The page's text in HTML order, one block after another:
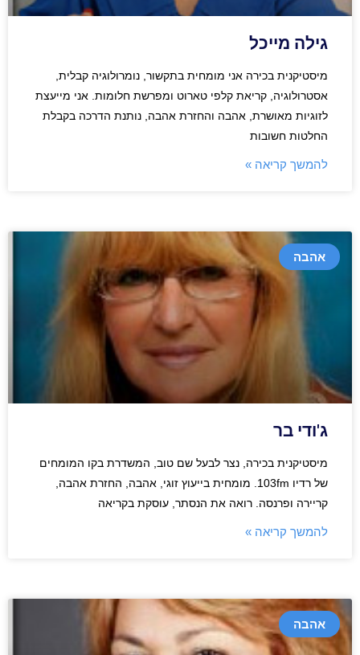
גילה מייכל
מיסטיקנית בכירה אני מומחית בתקשור, נומרולוגיה קבלית,
אסטרולוגיה, קריאת קלפי טארוט ומפרשת חלומות. אני מייעצת
לזוגיות מאושרת, אהבה והחזרת אהבה, נותנת הדרכה בקבלת
החלטות חשובות
להמשך קריאה »
אהבה
ג'ודי בר
מיסטיקנית בכירה, נצר לבעל שם טוב, המשדרת בקו המומחים
של רדיו 103fm. מומחית בייעוץ זוגי, אהבה, החזרת אהבה,
קריירה ופרנסה. רואה את הנסתר, עוסקת בקריאה
להמשך קריאה »
אהבה